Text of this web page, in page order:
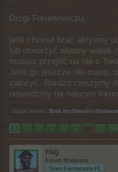
Drogi Forumowiczu,
jeśli chcesz brać aktywny
lub otworzyć własny wątek
musisz przejść na nie z
Jeśli go jeszcze nie masz,
założyć. Bardzo cieszymy
odwiedziny na naszym
Status tematu: Brak możliwości
1 2 3 4 5 6 → 21
FAQ
Forum Moderator
Team Farmerama PL